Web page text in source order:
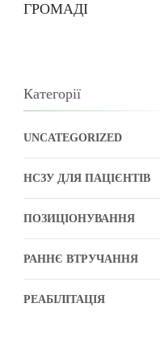
ГРОМАДІ
Категорії
UNCATEGORIZED
НСЗУ ДЛЯ ПАЦІЄНТІВ
ПОЗИЦІОНУВАННЯ
РАННЄ ВТРУЧАННЯ
РЕАБІЛІТАЦІЯ